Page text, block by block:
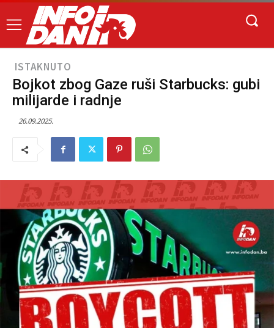
ISTAKNUTO
Bojkot zbog Gaze ruši Starbucks: gubi
milijarde i radnje
26.09.2025.